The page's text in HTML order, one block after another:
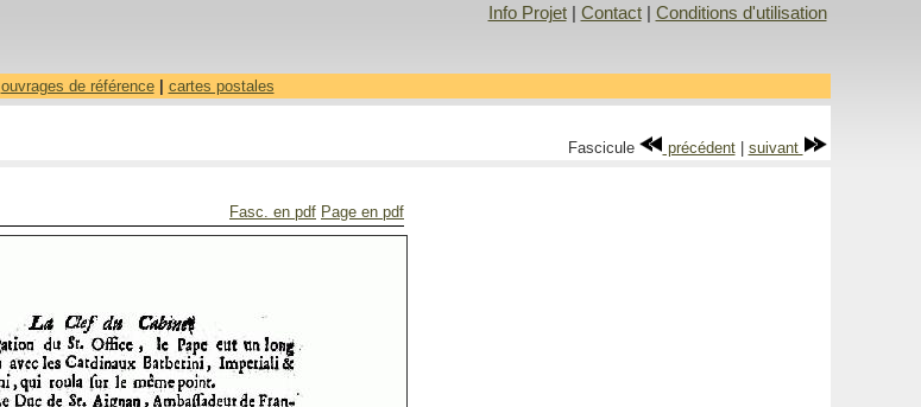
Info Projet| Contact| Conditions d'utilisation
ouvrages de référence| cartes postales
Fascicule précédent| suivant
Fasc. en pdf Page en pdf